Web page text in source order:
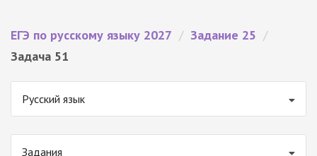
ЕГЭ по русскому языку 2027 / Задание 25 /
Задача 51
Русский язык
Задания